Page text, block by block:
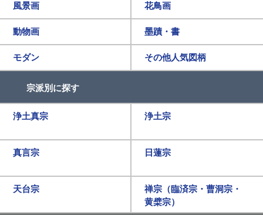
風景画 花鳥画
動物画 墨蹟・書
モダン その他人気図柄
宗派別に探す
浄土真宗 浄土宗
真言宗 日蓮宗
天台宗
禅宗（臨済宗・曹洞宗・
黄檗宗）